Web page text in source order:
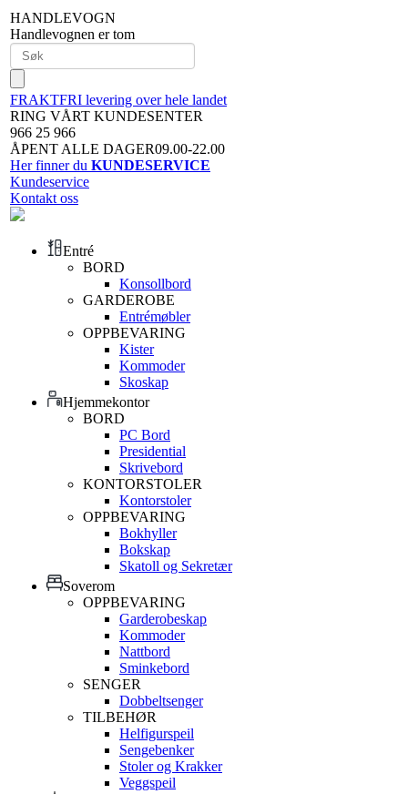
HANDLEVOGN
Handlevognen er tom
FRAKTFRI levering over hele landet
RING VÅRT KUNDESENTER
966 25 966
ÅPENT ALLE DAGER09.00-22.00
Her finner du KUNDESERVICE
Kundeservice
Kontakt oss
Entré
BORD
Konsollbord
GARDEROBE
Entrémøbler
OPPBEVARING
Kister
Kommoder
Skoskap
Hjemmekontor
BORD
PC Bord
Presidential
Skrivebord
KONTORSTOLER
Kontorstoler
OPPBEVARING
Bokhyller
Bokskap
Skatoll og Sekretær
Soverom
OPPBEVARING
Garderobeskap
Kommoder
Nattbord
Sminkebord
SENGER
Dobbeltsenger
TILBEHØR
Helfigurspeil
Sengebenker
Stoler og Krakker
Veggspeil